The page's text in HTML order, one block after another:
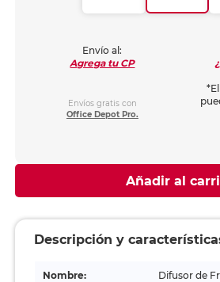
Envío al:
Agrega tu CP
Envíos gratis con
Office Depot Pro.
Añadir al
Descripción y
Nombre: Difusor de